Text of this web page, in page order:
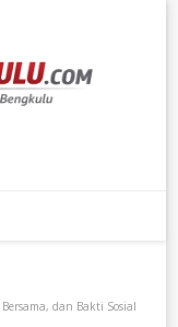
dan Bakti Sosial